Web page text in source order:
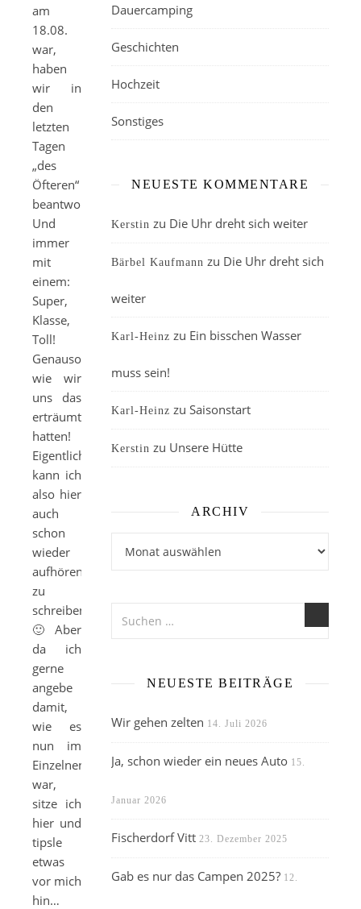
am
18.08.
war,
haben
wir in
den
letzten
Tagen
„des
Öfteren“
beantwortet.
Und
immer
mit
einem:
Super,
Klasse,
Toll!
Genauso,
wie wir
uns das
erträumt
hatten!
Eigentlich
kann ich
also hier
auch
schon
wieder
aufhören
zu
schreiben
🙂 Aber
da ich
gerne
angebe
damit,
wie es
nun im
Einzelnen
war,
sitze ich
hier und
tipsle
etwas
vor mich
hin…
Dauercamping
Geschichten
Hochzeit
Sonstiges
NEUESTE KOMMENTARE
Kerstin zu Die Uhr dreht sich weiter
Bärbel Kaufmann zu Die Uhr dreht sich
weiter
Karl-Heinz zu Ein bisschen Wasser
muss sein!
Karl-Heinz zu Saisonstart
Kerstin zu Unsere Hütte
ARCHIV
NEUESTE BEITRÄGE
Wir gehen zelten 14. Juli 2026
Ja, schon wieder ein neues Auto 15.
Januar 2026
Fischerdorf Vitt 23. Dezember 2025
Gab es nur das Campen 2025? 12.